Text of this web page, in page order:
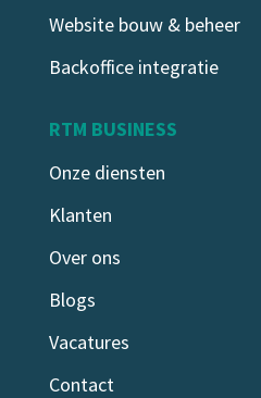
Website bouw & beheer
Backoffice integratie
RTM BUSINESS
Onze diensten
Klanten
Over ons
Blogs
Vacatures
Contact